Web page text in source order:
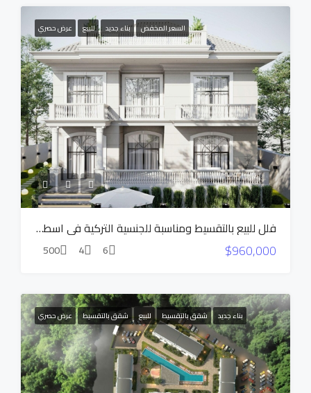
السعر المخفض بناء جديد للبيع عرض حصري
فلل للبيع بالتقسيط ومناسبة للجنسية التركية في اسطنبول بيوك تشكمجة
$960,000
6
4
500
بناء جديد شقق بالتقسيط للبيع شقق بالتقسيط عرض حصري